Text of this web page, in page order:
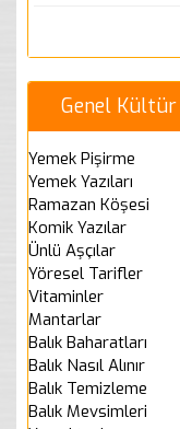
Genel Kültür
Yemek Pişirme
Yemek Yazıları
Ramazan Köşesi
Komik Yazılar
Ünlü Aşçılar
Yöresel Tarifler
Vitaminler
Mantarlar
Balık Baharatları
Balık Nasıl Alınır
Balık Temizleme
Balık Mevsimleri